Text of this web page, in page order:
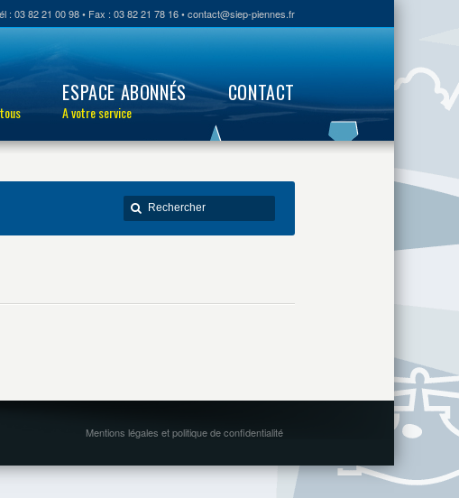
: 03 82 21 00 98 • Fax : 03 82 21 78 16 • contact@siep-piennes.fr
ESPACE ABONNÉS
A votre service
CONTACT
Mentions légales et politique de confidentialité